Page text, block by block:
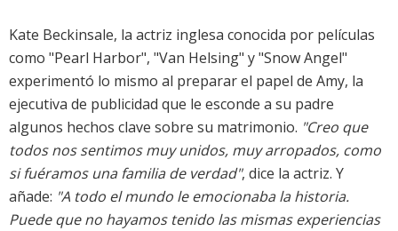
Kate Beckinsale, la actriz inglesa conocida por películas
como "Pearl Harbor", "Van Helsing" y "Snow Angel"
experimentó lo mismo al preparar el papel de Amy, la
ejecutiva de publicidad que le esconde a su padre
algunos hechos clave sobre su matrimonio. "Creo que
todos nos sentimos muy unidos, muy arropados, como
si fuéramos una familia de verdad", dice la actriz. Y
añade: "A todo el mundo le emocionaba la historia.
Puede que no hayamos tenido las mismas experiencias